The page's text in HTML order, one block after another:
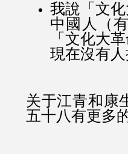
我說「文
中國人（
「文化大
現在沒有
关于江青和康
五十八有更多